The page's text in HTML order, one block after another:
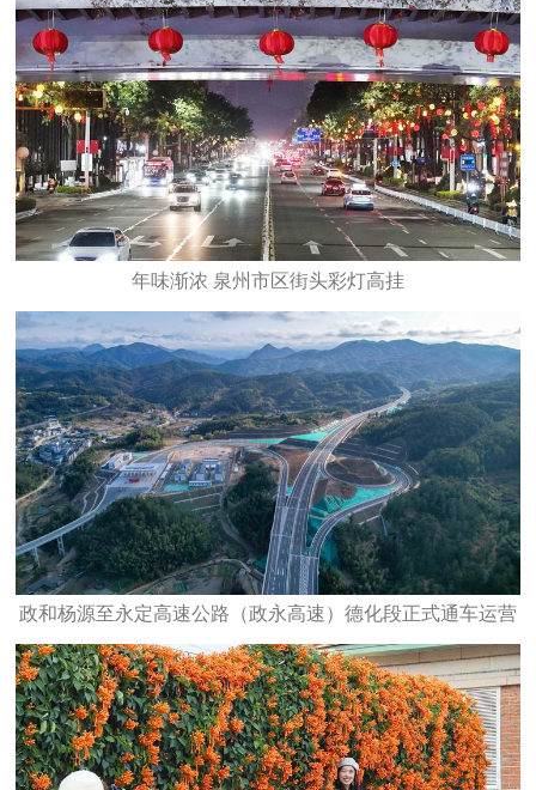
年味渐浓 泉州市区街头彩灯高挂
政和杨源至永定高速公路（政永高速）德化段正式通车运营